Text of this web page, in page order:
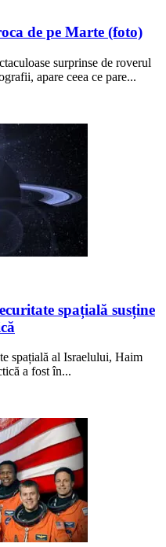
de pe Marte (foto)
surprinse de roverul
apare ceea ce pare...
spațială susține
spațială al Israelului, Haim
a fost în...